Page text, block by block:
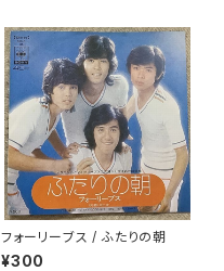
フォーリーブス / ふたりの朝
¥300